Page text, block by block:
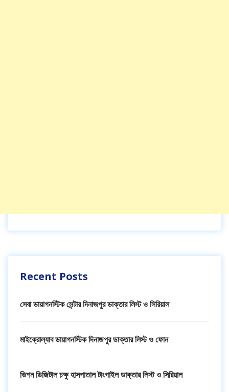
Recent Posts
সেবা ডায়াগনস্টিক সেন্টার দিনাজপুর ডাক্তার লিস্ট ও সিরিয়াল
মাইক্রোল্যাব ডায়াগনস্টিক দিনাজপুর ডাক্তার লিস্ট ও ফোন
ভিশন ডিজিটাল চক্ষু হাসপাতাল টাংগাইল ডাক্তার লিস্ট ও সিরিয়াল